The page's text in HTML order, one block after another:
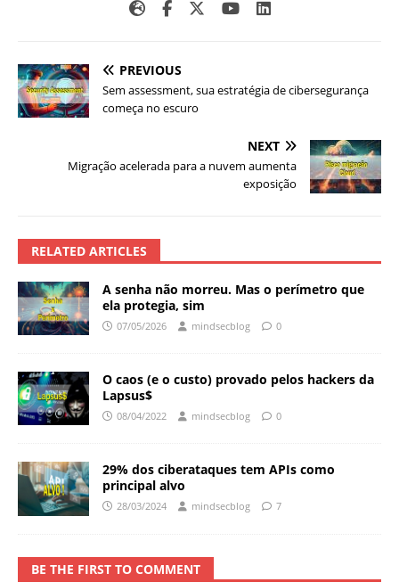
PREVIOUS
Sem assessment, sua estratégia de cibersegurança
começa no escuro
NEXT
Migração acelerada para a nuvem aumenta
exposição
RELATED ARTICLES
A senha não morreu. Mas o perímetro que
ela protegia, sim
07/05/2026 mindsecblog 0
O caos (e o custo) provado pelos hackers da
Lapsus$
08/04/2022 mindsecblog 0
29% dos ciberataques tem APIs como
principal alvo
28/03/2024 mindsecblog 7
BE THE FIRST TO COMMENT